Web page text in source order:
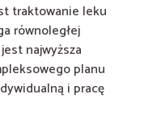
traktowanie leku
równoległej
najwyższa
planu
i pracę